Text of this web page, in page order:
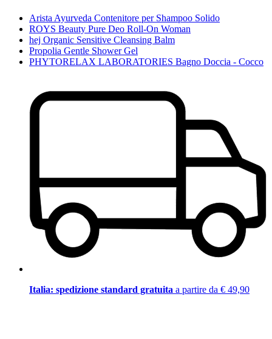
Arista Ayurveda Contenitore per Shampoo Solido
ROYS Beauty Pure Deo Roll-On Woman
hej Organic Sensitive Cleansing Balm
Propolia Gentle Shower Gel
PHYTORELAX LABORATORIES Bagno Doccia - Cocco
Italia: spedizione standard gratuita a partire da € 49,90